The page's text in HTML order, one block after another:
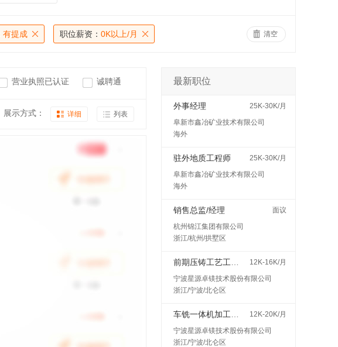
有提成 职位薪资： 0K以上/月 清空
营业执照已认证 诚聘通
展示方式： 详细 列表
最新职位
外事经理
25K-30K/月
阜新市鑫冶矿业技术有限公司
海外
驻外地质工程师
25K-30K/月
阜新市鑫冶矿业技术有限公司
海外
销售总监/经理
面议
杭州锦江集团有限公司
浙江/杭州/拱墅区
12K-16K/月
宁波星源卓镁技术股份有限公司
浙江/宁波/北仑区
12K-20K/月
宁波星源卓镁技术股份有限公司
浙江/宁波/北仑区